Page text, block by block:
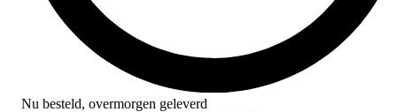
Nu besteld, overmorgen geleverd